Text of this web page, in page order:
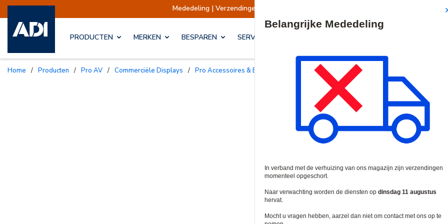
Mededeling | Verzendingen opgeschort Verzendingen worden op
PRODUCTEN MERKEN BESPAREN SERVICES & OPLOSSINGEN
Home / Producten / Pro AV / Commerciële Displays / Pro Accessoires & Beugels